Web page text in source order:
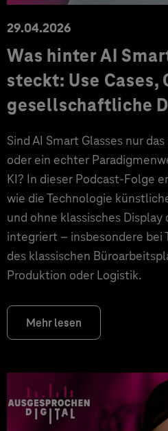
29.04.2026
Was hinter AI
steckt: Use Cases,
gesellschaftliche
Sind AI Smart Glasses nur
oder ein echter
KI? In dieser Podcast-Folge
wie die Technologie
und ohne klassisches
integriert – insbesondere bei
des klassischen
Produktion oder Logistik.
Mehr lesen